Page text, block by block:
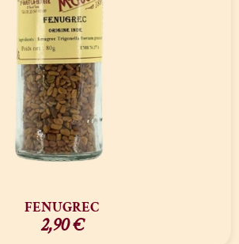
FENUGREC
2,90€